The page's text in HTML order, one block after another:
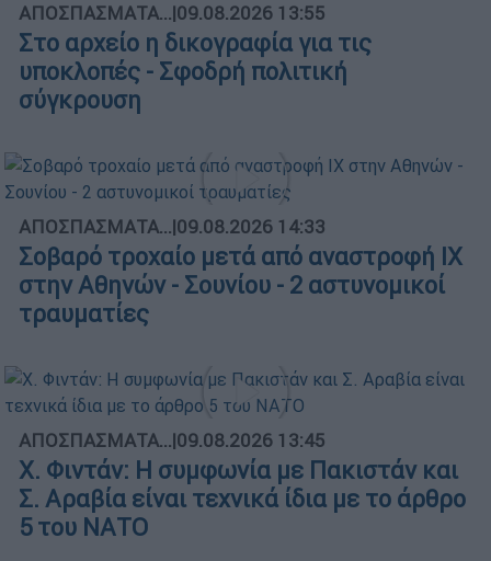
ΑΠΟΣΠΑΣΜΑΤΑ...|09.08.2026 13:55
Στο αρχείο η δικογραφία για τις
υποκλοπές - Σφοδρή πολιτική
σύγκρουση
ΑΠΟΣΠΑΣΜΑΤΑ...|09.08.2026 14:33
Σοβαρό τροχαίο μετά από αναστροφή ΙΧ
στην Αθηνών - Σουνίου - 2 αστυνομικοί
τραυματίες
ΑΠΟΣΠΑΣΜΑΤΑ...|09.08.2026 13:45
X. Φιντάν: Η συμφωνία με Πακιστάν και
Σ. Αραβία είναι τεχνικά ίδια με το άρθρο
5 του ΝΑΤΟ